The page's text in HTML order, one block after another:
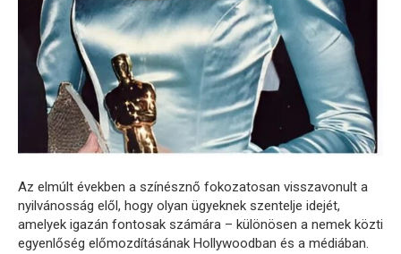
Az elmúlt években a színésznő fokozatosan visszavonult a
nyilvánosság elől, hogy olyan ügyeknek szentelje idejét,
amelyek igazán fontosak számára – különösen a nemek közti
egyenlőség előmozdításának Hollywoodban és a médiában.